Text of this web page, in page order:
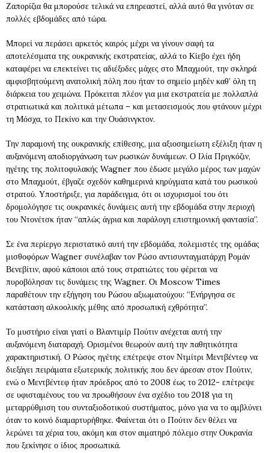
Ζαπορίζια θα μπορούσε τελικά να επηρεαστεί, αλλά αυτό θα γινόταν σε
πολλές εβδομάδες από τώρα.
Μπορεί να περάσει αρκετός καιρός μέχρι να γίνουν σαφή τα
αποτελέσματα της ουκρανικής εκστρατείας, αλλά το Κίεβο έχει ήδη
καταφέρει να επεκτείνει τις αδιέξοδες μάχες στο Μπαχμούτ, την σκληρά
αμφισβητούμενη ανατολική πόλη που ήταν το σημείο μηδέν καθ’ όλη τη
διάρκεια του χειμώνα. Πρόκειται πλέον για μια εκστρατεία με πολλαπλά
στρατιωτικά και πολιτικά μέτωπα – και μετασεισμούς που φτάνουν μέχρι
τη Μόσχα, το Πεκίνο και την Ουάσινγκτον.
Την παραμονή της ουκρανικής επίθεσης, μια αξιοσημείωτη εξέλιξη ήταν η
αυξανόμενη αποδιοργάνωση των ρωσικών δυνάμεων. Ο Ιλία Πριγκόζιν,
ηγέτης της πολιτοφυλακής Wagner που έδωσε μεγάλο μέρος των μαχών
στο Μπαχμούτ, έβγαζε σχεδόν καθημερινά κηρύγματα κατά του ρωσικού
στρατού. Υποστήριξε, για παράδειγμα, ότι οι ισχυρισμοί του ότι
δρομολόγησε τις ουκρανικές δυνάμεις αυτή την εβδομάδα στην περιοχή
του Ντονέτσκ ήταν “απλώς άγρια και παράλογη επιστημονική φαντασία”.
Σε ένα περίεργο περιστατικό αυτή την εβδομάδα, πολεμιστές της ομάδας
μισθοφόρων Wagner συνέλαβαν τον Ρώσο αντισυνταγματάρχη Ρομάν
Βενεβίτιν, αφού κάποιοι από τους στρατιώτες του φέρεται να
πυροβόλησαν τις δυνάμεις της Wagner. Οι Moscow Times
παραθέτουν την εξήγηση του Ρώσου αξιωματούχου: “Ενήργησα σε
κατάσταση αλκοολικής μέθης από προσωπική εχθρότητα”.
Το μυστήριο είναι γιατί ο Βλαντιμίρ Πούτιν ανέχεται αυτή την
αυξανόμενη διαταραχή. Ορισμένοι θεωρούν αυτή την παθητικότητα
χαρακτηριστική. Ο Ρώσος ηγέτης επέτρεψε στον Ντμίτρι Μεντβέντεφ να
διεξάγει πειράματα εξωτερικής πολιτικής που δεν άρεσαν στον Πούτιν,
ενώ ο Μεντβέντεφ ήταν πρόεδρος από το 2008 έως το 2012- επέτρεψε
σε υφισταμένους του να προωθήσουν ένα σχέδιο του 2018 για τη
μεταρρύθμιση του συνταξιοδοτικού συστήματος, μόνο για να το αμβλύνει
όταν το κοινό διαμαρτυρήθηκε. Φαίνεται ότι ο Πούτιν δεν θέλει να
λερώνει τα χέρια του, ακόμη και στον αιματηρό πόλεμο στην Ουκρανία
που ξεκίνησε ο ίδιος προσωπικά.